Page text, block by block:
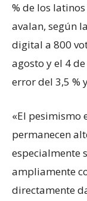
% de los
avalan, según
digital a 800
agosto y el 4
error del 3,5 %
«El pesimismo
permanecen
especialmente
ampliamente
directamente